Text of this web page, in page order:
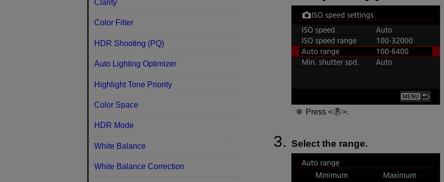
Press .
Select the range.
Clarity
Color Filter
HDR Shooting (PQ)
Auto Lighting Optimizer
Highlight Tone Priority
Color Space
HDR Mode
White Balance
White Balance Correction